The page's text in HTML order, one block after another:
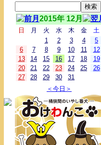
2015年 12月
日 月 火 水 木 金
土
1
2 3 4
5
6
7 8 9 10 11
12
13
14 15 16 17 18
19
20
21 22 23 24 25
26
27
28 29 30
31
＜今日＞